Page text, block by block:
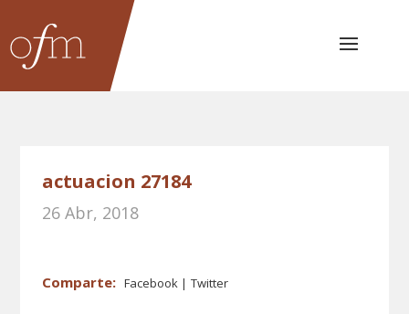
actuacion 27184
26 Abr, 2018
Facebook Twitter